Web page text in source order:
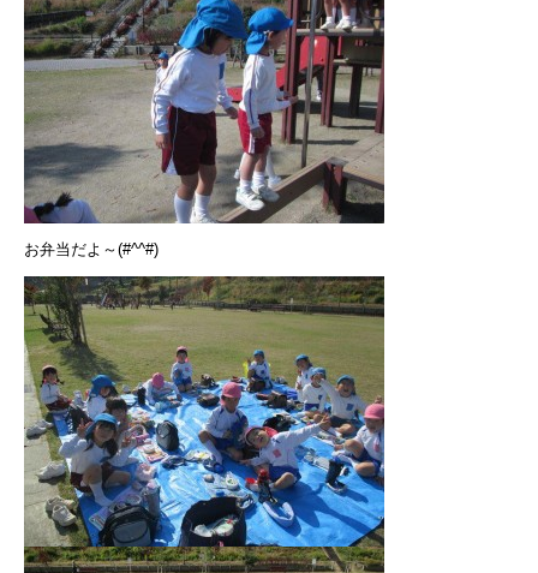
お弁当だよ～(#^^#)